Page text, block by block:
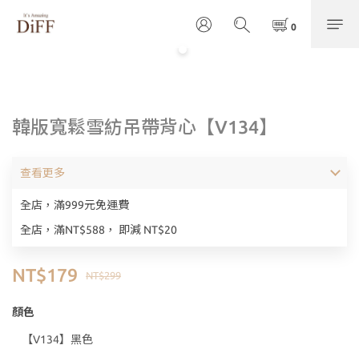
韓版寬鬆雪紡吊帶背心【V134】
全店，滿999元免運費
全店，滿NT$588， 即減 NT$20
查看更多
NT$299
NT$179
顏色